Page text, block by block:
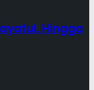
Hingga